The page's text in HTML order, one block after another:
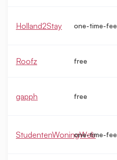
Holland2Stay one-time-fee
Roofz free
gapph free
StudentenWoningWebone-time-fee